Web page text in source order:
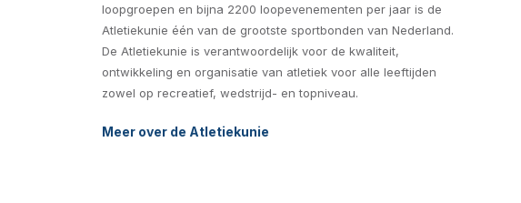
loopgroepen en bijna 2200 loopevenementen per jaar is de
Atletiekunie één van de grootste sportbonden van Nederland.
De Atletiekunie is verantwoordelijk voor de kwaliteit,
ontwikkeling en organisatie van atletiek voor alle leeftijden
zowel op recreatief, wedstrijd- en topniveau.
Meer over de Atletiekunie